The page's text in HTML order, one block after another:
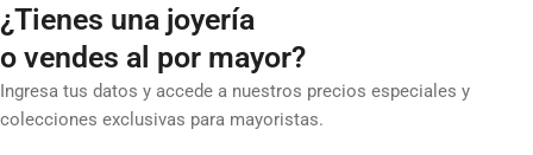
¿Tienes una joyería
o vendes al por mayor?
Ingresa tus datos y accede a nuestros precios especiales y
colecciones exclusivas para mayoristas.